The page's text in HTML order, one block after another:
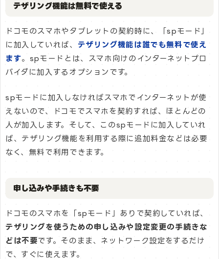
テザリング機能は無料で使える
ドコモのスマホやタブレットの契約時に、「spモード」
に加入していれば、 テザリング機能は誰でも無料で使え
ます。spモードとは、スマホ向けのインターネットプロ
バイダに加入するオプションです。
spモードに加入しなければスマホでインターネットが使
えないので、ドコモでスマホを契約すれば、ほとんどの
人が加入します。そして、このspモードに加入していれ
ば、テザリング機能を利用する際に追加料金などは必要
なく、無料で利用できます。
申し込みや手続きも不要
ドコモのスマホを「spモード」ありで契約していれば、
テザリングを使うための申し込みや設定変更の手続きな
どは不要です。そのまま、ネットワーク設定をするだけ
で、すぐに使えます。